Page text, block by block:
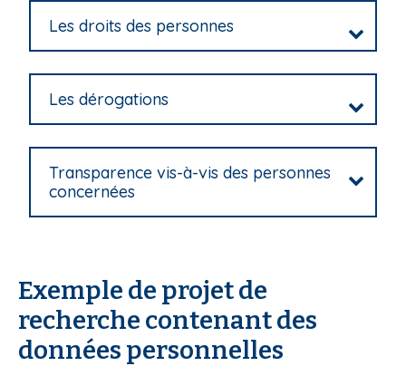
Les droits des personnes
Les dérogations
Transparence vis-à-vis des personnes
concernées
Exemple de projet de
recherche contenant des
données personnelles